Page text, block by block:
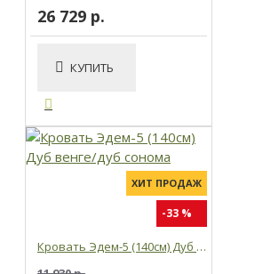
26 729 р.
КУПИТЬ
ХИТ ПРОДАЖ
-33 %
Кровать Эдем-5 (140см) Дуб венге/дуб сонома